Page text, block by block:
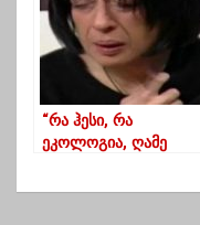
“რა ჰესი, რა
ეკოლოგია, ღამე